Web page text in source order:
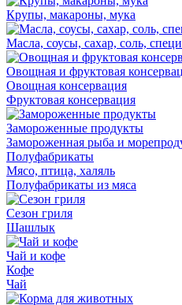
Крупы, макароны, мука
Масла, соусы, сахар, соль,
Овощная и фруктовая
Овощная консервация
Фруктовая консервация
Замороженные продукты
Замороженная рыба и
Полуфабрикаты
Мясо, птица, халяль
Полуфабрикаты из мяса
Сезон гриля
Шашлык
Чай и кофе
Кофе
Чай